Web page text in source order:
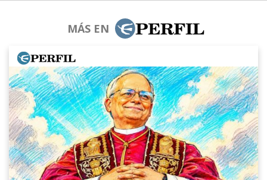
MÁS EN